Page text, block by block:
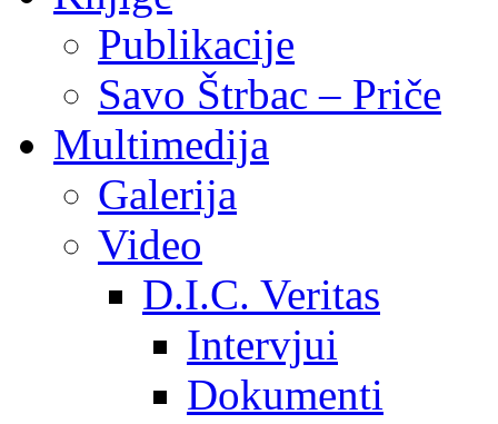
Publikacije
Savo Štrbac – Priče
Multimedija
Galerija
Video
D.I.C. Veritas
Intervjui
Dokumenti